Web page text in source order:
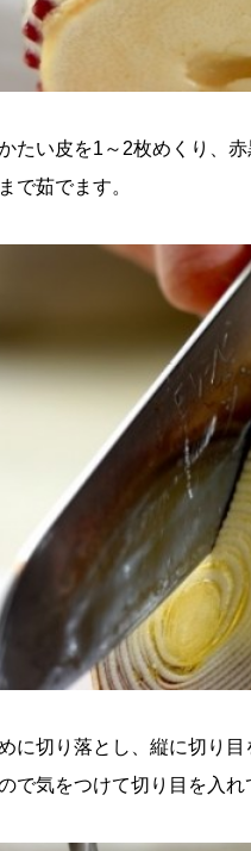
たい皮を1～2枚めくり、
で茹でます。
に切り落とし、縦に切り目
で気をつけて切り目を入れ